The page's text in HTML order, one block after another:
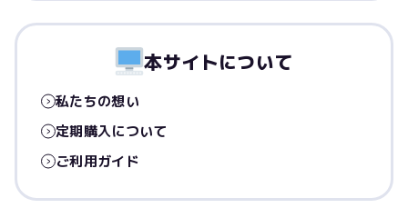
本サイトについて
私たちの想い
定期購入について
ご利用ガイド